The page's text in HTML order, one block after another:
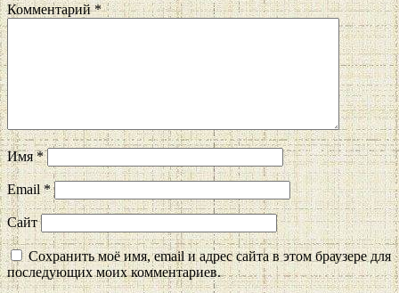
Комментарий*
Имя*
Email*
Сайт
Сохранить моё имя, email и адрес сайта в этом браузере для
последующих моих комментариев.